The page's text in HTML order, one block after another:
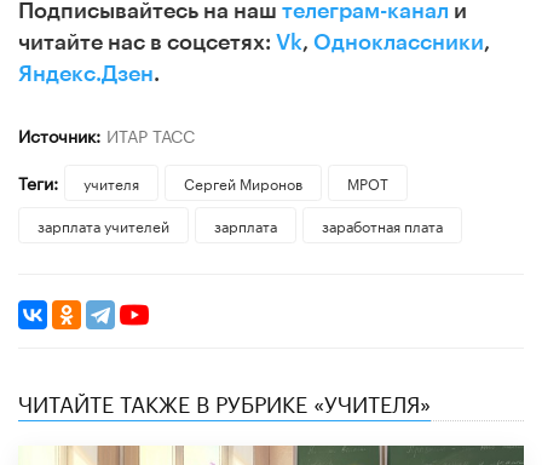
Подписывайтесь на наш телеграм-канал и
читайте нас в соцсетях: Vk, Одноклассники,
Яндекс.Дзен.
Источник: ИТАР ТАСС
Теги:
учителя Сергей Миронов
МРОТ
зарплата учителей
зарплата заработная плата
ЧИТАЙТЕ ТАКЖЕ В РУБРИКЕ «УЧИТЕЛЯ»